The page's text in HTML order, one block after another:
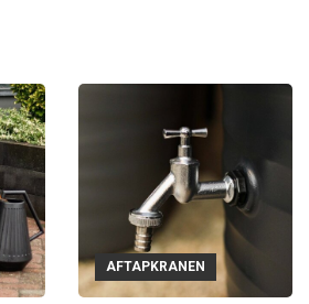
AFTAPKRANEN